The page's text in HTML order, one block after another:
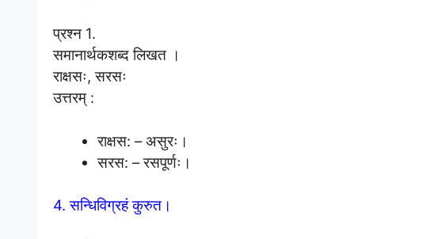
प्रश्न 1.
समानार्थकशब्द लिखत ।
राक्षसः, सरसः
उत्तरम् :
राक्षस: – असुरः।
सरस: – रसपूर्णः।
4. सन्धिविग्रहं कुरुत।